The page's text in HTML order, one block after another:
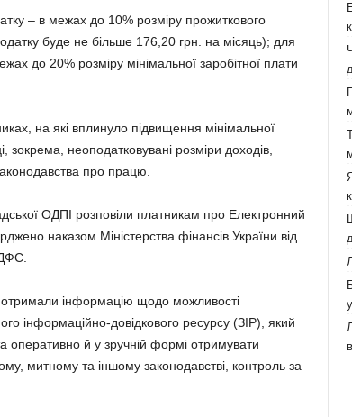
– в межах до 10% розміру прожиткового
буде не більше 176,20 грн. на місяць); для
до 20% розміру мінімальної заробітної плати
на які вплинуло підвищення мінімальної
зокрема, неоподатковувані розміри доходів,
про працю.
ОДПІ розповіли платникам про Електронний
наказом Міністерства фінансів України від
отримали інформацію щодо можливості
інформаційно-довідкового ресурсу (ЗІР), який
й у зручній формі отримувати
митному та іншому законодавстві, контроль за